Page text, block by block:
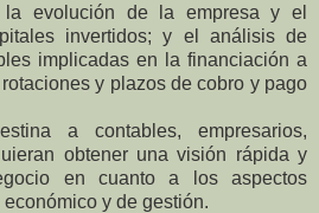
la evolución de la empresa y el
invertidos; y el análisis de
implicadas en la financiación a
y plazos de cobro y pago
a contables, empresarios,
obtener una visión rápida y
en cuanto a los aspectos
y de gestión.